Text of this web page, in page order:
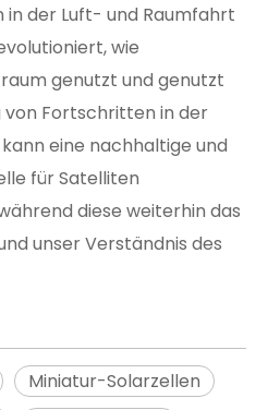
der Luft- und Raumfahrt
wie
genutzt und genutzt
von Fortschritten in der
eine nachhaltige und
für Satelliten
diese weiterhin das
unser Verständnis des
Miniatur-Solarzellen